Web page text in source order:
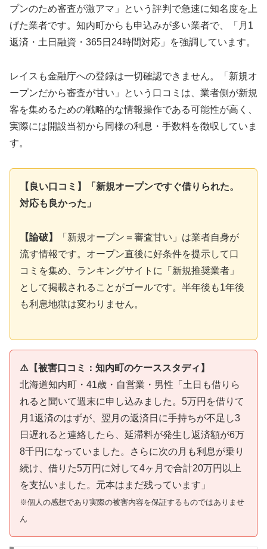
プンのため審査が激アマ」という評判で急速に知名度を上
げた業者です。知内町からも申込みが多い業者で、「月1
返済・土日融資・365日24時間対応」を強調しています。
レイスも金融庁への登録は一切確認できません。「新規オ
ープンだから審査が甘い」という口コミは、業者側が新規
客を集めるための戦略的な情報操作である可能性が高く、
実際には開設当初から同様の利息・手数料を徴収していま
す。
【良い口コミ】「新規オープンですぐ借りられた。
対応も良かった」
【論破】
「新規オープン＝審査甘い」は業者自身が
流す情報です。オープン直後に好条件を提示して口
コミを集め、ランキングサイトに「新規推奨業者」
として掲載されることがゴールです。半年後も1年後
も利息地獄は変わりません。
⚠️【被害口コミ：知内町のケーススタディ】
北海道知内町・41歳・自営業・男性「土日も借りら
れると聞いて週末に申し込みました。5万円を借りて
月1返済のはずが、翌月の返済日に手持ちが不足し3
日遅れると連絡したら、延滞料が発生し返済額が6万
8千円になっていました。さらに次の月も利息が乗り
続け、借りた5万円に対して4ヶ月で合計20万円以上
を支払いました。元本はまだ残っています」
※個人の感想であり実際の被害内容を保証するものではありませ
ん